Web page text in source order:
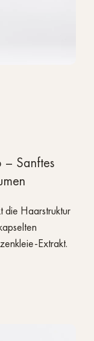
– Sanftes
die Haarstruktur
Extrakt.